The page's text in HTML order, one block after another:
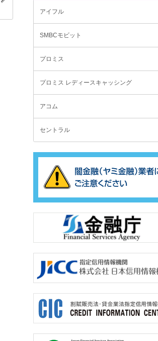
アイフル
SMBCモビット
プロミス
プロミス レディースキャッシング
アコム
セントラル